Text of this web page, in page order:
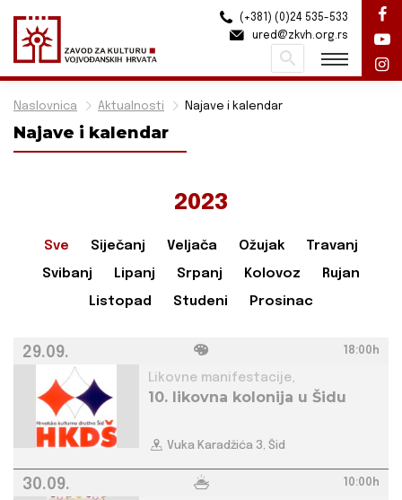
Naslovnica Aktualnosti Najave i kalendar
Najave i kalendar
2023
Sve Siječanj Veljača Ožujak
Travanj
Svibanj
Lipanj Srpanj Kolovoz
Rujan
Listopad
Studeni Prosinac
29.09. 18:00h
Likovne manifestacije,
10. likovna kolonija u Šidu
Vuka Karadžića 3, Šid
30.09. 10:00h
(+381) (0)24 535-533
ured@zkvh.org.rs
Pretraži